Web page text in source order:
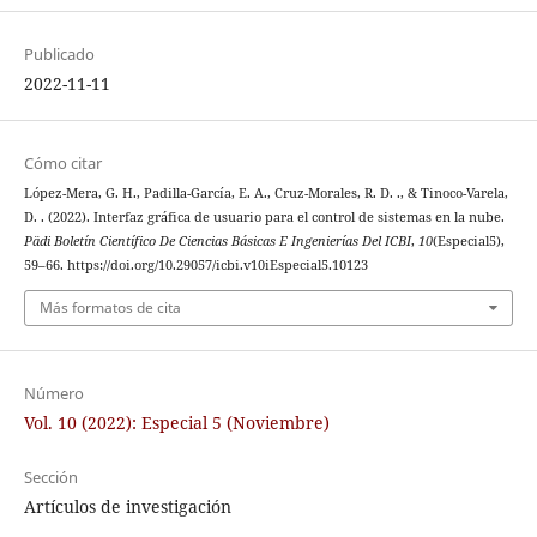
Publicado
2022-11-11
Cómo citar
López-Mera, G. H., Padilla-García, E. A., Cruz-Morales, R. D. ., & Tinoco-Varela,
D. . (2022). Interfaz gráfica de usuario para el control de sistemas en la nube.
Pädi Boletín Científico De Ciencias Básicas E Ingenierías Del ICBI, 10(Especial5),
59–66. https://doi.org/10.29057/icbi.v10iEspecial5.10123
Más formatos de cita
Número
Vol. 10 (2022): Especial 5 (Noviembre)
Sección
Artículos de investigación